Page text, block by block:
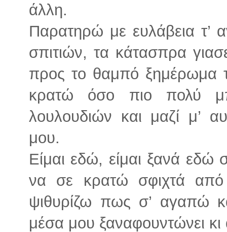
άλλη.
Παρατηρώ με ευλάβεια τ’
σπιτιών, τα κάτασπρα
προς το θαμπό ξημέρωμα
κρατώ όσο πιο πολύ
λουλουδιών και μαζί μ’
μου.
Είμαι εδώ, είμαι ξανά εδώ
να σε κρατώ σφιχτά
ψιθυρίζω πως σ’ αγαπώ
μέσα μου ξαναφουντώνει